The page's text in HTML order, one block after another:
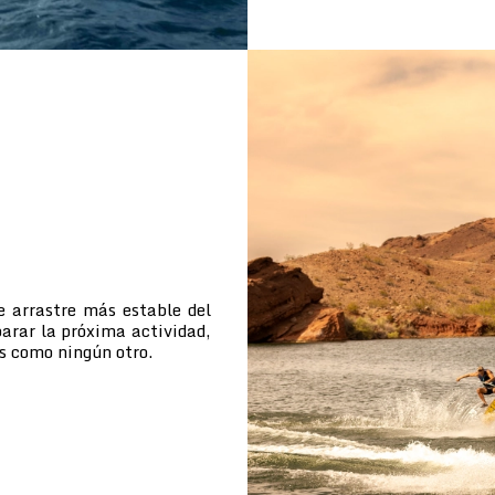
arrastre más estable del
la próxima actividad,
como ningún otro.